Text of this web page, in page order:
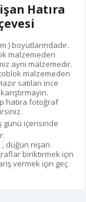
Hatıra
) boyutlarındadır.
malzemeden
aynı malzemedir.
malzemeden
satılan ince
hatıra fotoğraf
günü içerisinde
düğün nişan
biriktirmek için
vermek için geç